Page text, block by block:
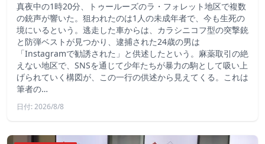
真夜中の1時20分、トゥールーズのラ・フォレット地区で複数
の銃声が響いた。狙われたのは1人の未成年者で、今も生死の
境にいるという。逃走した車からは、カラシニコフ型の突撃銃
と防弾ベストが見つかり、逮捕された24歳の男は
「Instagramで勧誘された」と供述したという。麻薬取引の絶
えない地区で、SNSを通じて少年たちが暴力の駒として吸い上
げられていく構図が、この一行の供述から見えてくる。これは
筆者の…
日付: 2026/8/8